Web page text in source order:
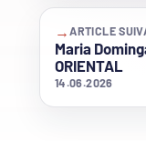
→ARTICLE
Maria
ORIENTAL
14.06.2026